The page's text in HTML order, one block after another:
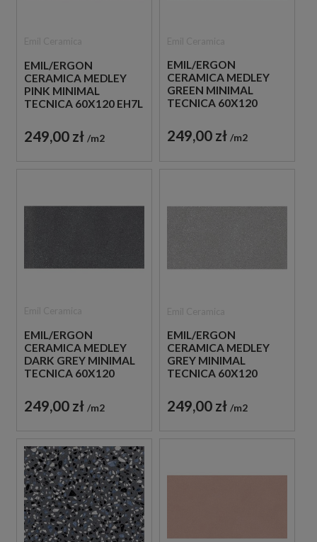
EMIL/ERGON
CERAMICA MEDLEY
PINK MINIMAL
TECNICA 60X120 EH7L
IMITUJĄCE LASTRYKO
249,00 zł m2
EMIL/ERGON
CERAMICA MEDLEY
GREEN MINIMAL
TECNICA 60X120
GRESOWE IMITUJĄCE
LASTRYKO
249,00 zł m2
EMIL/ERGON
CERAMICA MEDLEY
DARK GREY MINIMAL
TECNICA 60X120
GRESOWE IMITUJĄCE
LASTRYKO
249,00 zł m2
EMIL/ERGON
CERAMICA MEDLEY
GREY MINIMAL
TECNICA 60X120
GRESOWE IMITUJĄCE
LASTRYKO
249,00 zł m2